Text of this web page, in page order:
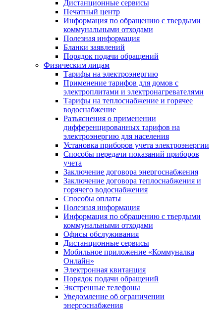
Дистанционные сервисы
Печатный центр
Информация по обращению с твердыми
коммунальными отходами
Полезная информация
Бланки заявлений
Порядок подачи обращений
Физическим лицам
Тарифы на электроэнергию
Применение тарифов для домов с
электроплитами и электронагревателями
Тарифы на теплоснабжение и горячее
водоснабжение
Разъяснения о применении
дифференцированных тарифов на
электроэнергию для населения
Установка приборов учета электроэнергии
Способы передачи показаний приборов
учета
Заключение договора энергоснабжения
Заключение договора теплоснабжения и
горячего водоснабжения
Способы оплаты
Полезная информация
Информация по обращению с твердыми
коммунальными отходами
Офисы обслуживания
Дистанционные сервисы
Мобильное приложение «Коммуналка
Онлайн»
Электронная квитанция
Порядок подачи обращений
Экстренные телефоны
Уведомление об ограничении
энергоснабжения